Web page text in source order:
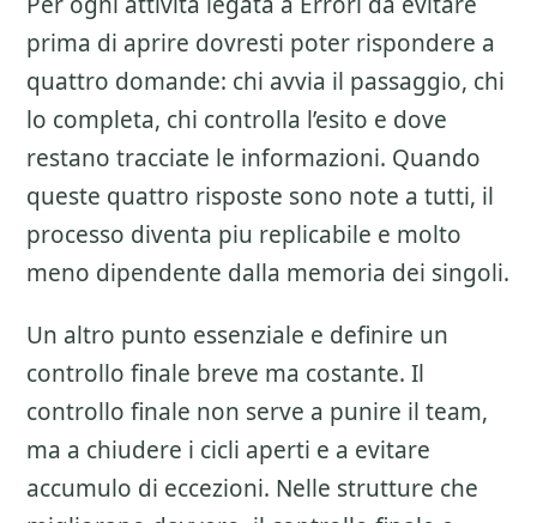
prima di aprire dovresti poter rispondere a
quattro domande: chi avvia il passaggio, chi
lo completa, chi controlla l’esito e dove
restano tracciate le informazioni. Quando
queste quattro risposte sono note a tutti, il
processo diventa piu replicabile e molto
meno dipendente dalla memoria dei singoli.
Un altro punto essenziale e definire un
controllo finale breve ma costante. Il
controllo finale non serve a punire il team,
ma a chiudere i cicli aperti e a evitare
accumulo di eccezioni. Nelle strutture che